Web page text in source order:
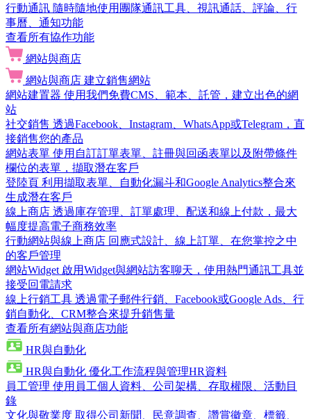
行動通訊 隨時隨地使用團隊通訊工具、視訊通話、評論、行
事曆、通知功能
查看所有協作功能
網站與商店
網站與商店 建立銷售網站
網站建置器 使用我們免費CMS、範本、託管，建立出色的網
站
社交銷售 透過Facebook、Instagram、WhatsApp或Telegram，直
接銷售您的產品
網站表單 使用自訂訂單表單、註冊與回函表單以及附帶條件
欄位的表單，擷取潛在客戶
登陸頁 利用擷取表單、自動化漏斗和Google Analytics整合來
生成潛在客戶
線上商店 透過庫存管理、訂單處理、配送和線上付款，最大
幅度提高電子商務效率
行動網站與線上商店 回應式設計、線上訂單、在您掌控之中
的客戶管理
網站Widget 啟用Widget與網站訪客聊天，使用熱門通訊工具並
接受回電請求
線上行銷工具 透過電子郵件行銷、Facebook或Google Ads、行
銷自動化、CRM整合來提升銷售量
查看所有網站與商店功能
HR與自動化
HR與自動化 優化工作流程與管理HR資料
員工管理 使用員工個人資料、公司架構、存取權限、活動目
錄
文化與敬業度 取得公司新聞、民意調查、讚賞徽章、標籤、